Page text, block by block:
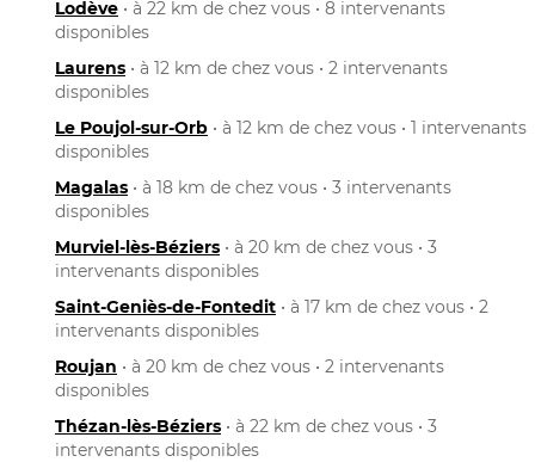
Lodève • à 22 km de chez vous • 8 intervenants
disponibles
Laurens • à 12 km de chez vous • 2 intervenants
disponibles
Le Poujol-sur-Orb • à 12 km de chez vous • 1 intervenants
disponibles
Magalas • à 18 km de chez vous • 3 intervenants
disponibles
Murviel-lès-Béziers • à 20 km de chez vous • 3
intervenants disponibles
Saint-Geniès-de-Fontedit • à 17 km de chez vous • 2
intervenants disponibles
Roujan • à 20 km de chez vous • 2 intervenants
disponibles
Thézan-lès-Béziers • à 22 km de chez vous • 3
intervenants disponibles